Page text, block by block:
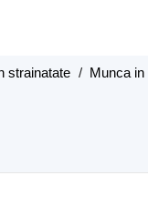
strainatate / Munca